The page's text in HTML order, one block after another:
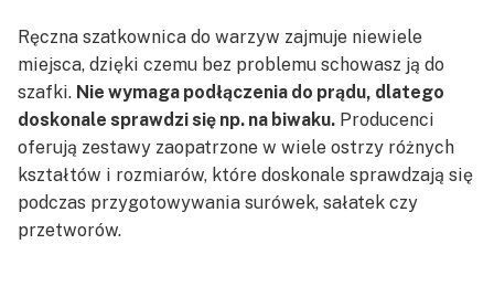
Ręczna szatkownica do warzyw zajmuje niewiele
miejsca, dzięki czemu bez problemu schowasz ją do
szafki. Nie wymaga podłączenia do prądu, dlatego
doskonale sprawdzi się np. na biwaku. Producenci
oferują zestawy zaopatrzone w wiele ostrzy różnych
kształtów i rozmiarów, które doskonale sprawdzają się
podczas przygotowywania surówek, sałatek czy
przetworów.